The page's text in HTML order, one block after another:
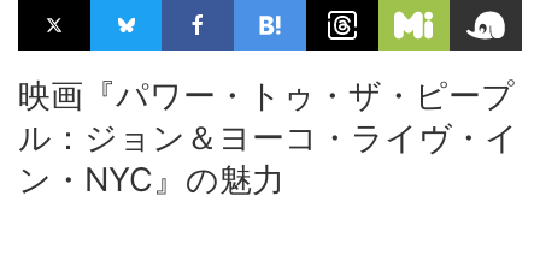
映画『パワー・トゥ・ザ・ピープ
ル：ジョン＆ヨーコ・ライヴ・イ
ン・NYC』の魅力